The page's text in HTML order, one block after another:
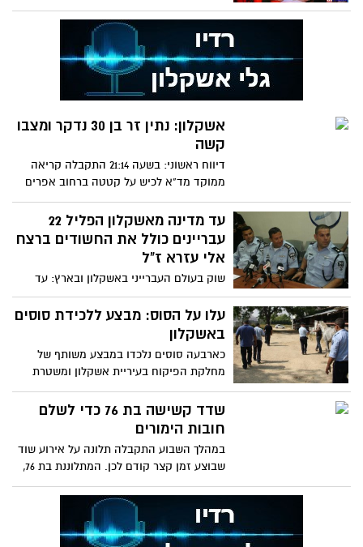
בחוף דלילה המונית
אשקלון: נתין זר בן 30 נדקר ומצבו
קשה
דיווח ראשוני: בשעה 21:14 התקבלה קריאה
ממוקד מד"א לכיש על קטטה ברחוב אפרים
צור בעתיקות באשקלון.
עד מדינה מאשקלון הפליל 22
עבריינים כולל את החשודים ברצח
אלי עזרא ז"ל
שוק בעולם העברייני באשקלון ובארץ: עד
מדינה מאשקלון בעל מעמד בכיר הפליל 22
עבריינים בתחומים שוד,
עלו על הסוס: מבצע ללכידת סוסים
באשקלון
כארבעה סוסים נלכדו במבצע משותף של
מחלקת הפיקוח בעיריית אשקלון ומשטרת
אשקלון במטרה לאכוף את חוק
שדד קשישה בת 76 כדי לשלם
חובות הימורים
במהלך השבוע התקבלה תלונה על אירוע שוד
שבוצע זמן קצר קודם לכן. המתלוננת בת 76,
הנה ניצולת שואה,